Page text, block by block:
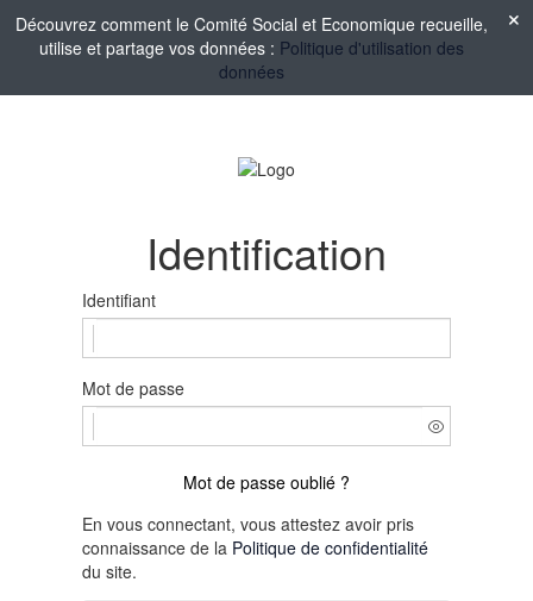
Découvrez comment le Comité Social et Economique recueille,
utilise et partage vos données : Politique d'utilisation des
données
Identification
Identifiant
Mot de passe
Mot de passe oublié ?
En vous connectant, vous attestez avoir pris
connaissance de la Politique de confidentialité
du site.